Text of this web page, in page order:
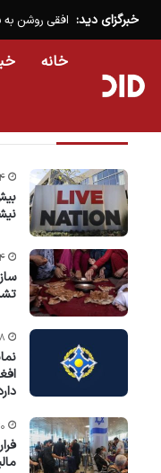
خبرگزای دید: افقی روشن به
خانه